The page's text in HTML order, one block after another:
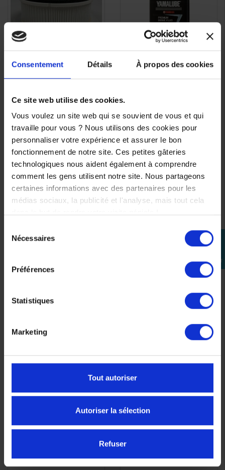
Consentement Détails À propos des cookies
Ce site web utilise des cookies.
Vous voulez un site web qui se souvient de vous et qui
travaille pour vous ? Nous utilisons des cookies pour
personnaliser votre expérience et assurer le bon
fonctionnement de notre site. Ces petites gâteries
technologiques nous aident également à comprendre
comment les gens utilisent notre site. Nous partageons
certaines informations avec des partenaires pour les
médias sociaux, la publicité et l'analyse, mais tout cela
Nécessaires
Préférences
Statistiques
Marketing
Tout autoriser
Autoriser la sélection
Refuser
perm_identity
connecter
(2 avis)
Yamaha 5GJ154080000
28,00 €
Liquide de frein
Yamalube DOT5.1 500ml
Yamaha 4B5144510000
28,00 €
-5%
refroidissement
13,21 €